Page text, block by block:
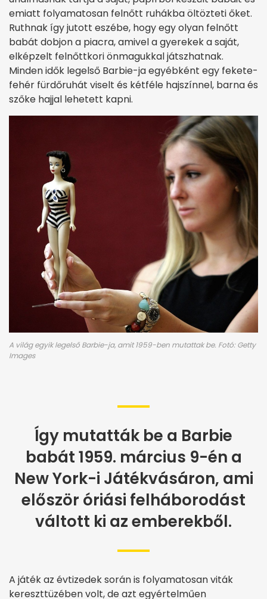
emiatt folyamatosan felnőtt ruhákba öltözteti őket.
Ruthnak így jutott eszébe, hogy egy olyan felnőtt
babát dobjon a piacra, amivel a gyerekek a saját,
elképzelt felnőttkori önmagukkal játszhatnak.
Minden idők legelső Barbie-ja egyébként egy fekete-
fehér fürdőruhát viselt és kétféle hajszínnel, barna és
szőke hajjal lehetett kapni.
A világ egyik legelső Barbie-ja, amit 1959-ben mutattak be. Fotó: Getty
Images
Így mutatták be a Barbie
babát 1959. március 9-én a
New York-i Játékvásáron, ami
először óriási felháborodást
váltott ki az emberekből.
A játék az évtizedek során is folyamatosan viták
kereszttüzében volt, de azt egyértelműen